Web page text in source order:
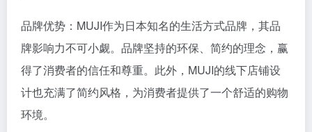
品牌优势：MUJI作为日本知名的生活方式品牌，其品
牌影响力不可小觑。品牌坚持的环保、简约的理念，赢
得了消费者的信任和尊重。此外，MUJI的线下店铺设
计也充满了简约风格，为消费者提供了一个舒适的购物
环境。